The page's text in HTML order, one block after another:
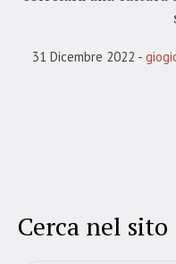
31 Dicembre 2022
Cerca nel sito